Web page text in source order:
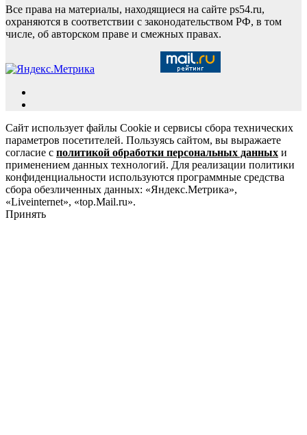
Все права на материалы, находящиеся на сайте ps54.ru,
охраняются в соответствии с законодательством РФ, в том
числе, об авторском праве и смежных правах.
Сайт использует файлы Cookie и сервисы сбора технических
параметров посетителей. Пользуясь сайтом, вы выражаете
согласие с политикой обработки персональных данных и
применением данных технологий. Для реализации политики
конфиденциальности используются программные средства
сбора обезличенных данных: «Яндекс.Метрика»,
«Liveinternet», «top.Mail.ru».
Принять